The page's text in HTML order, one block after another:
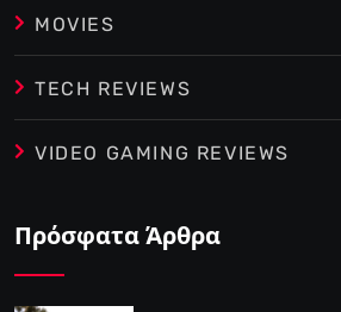
MOVIES
TECH REVIEWS
VIDEO GAMING REVIEWS
Πρόσφατα Άρθρα